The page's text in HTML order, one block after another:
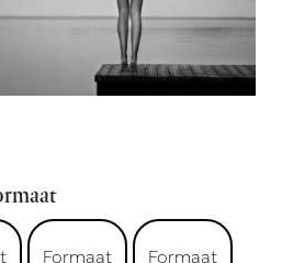
Formaat
Formaat